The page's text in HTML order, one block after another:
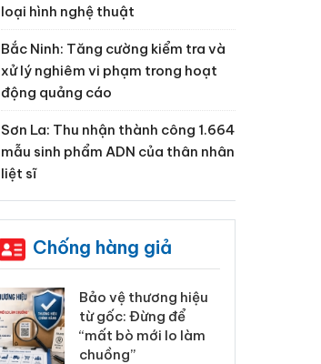
loại hình nghệ thuật
Bắc Ninh: Tăng cường kiểm tra và
xử lý nghiêm vi phạm trong hoạt
động quảng cáo
Sơn La: Thu nhận thành công 1.664
mẫu sinh phẩm ADN của thân nhân
liệt sĩ
Chống hàng giả
Hưng Yên: Xử lý 6 hộ
kinh doanh bán hàng
giả mạo nhãn hiệu
Adidas, Nike